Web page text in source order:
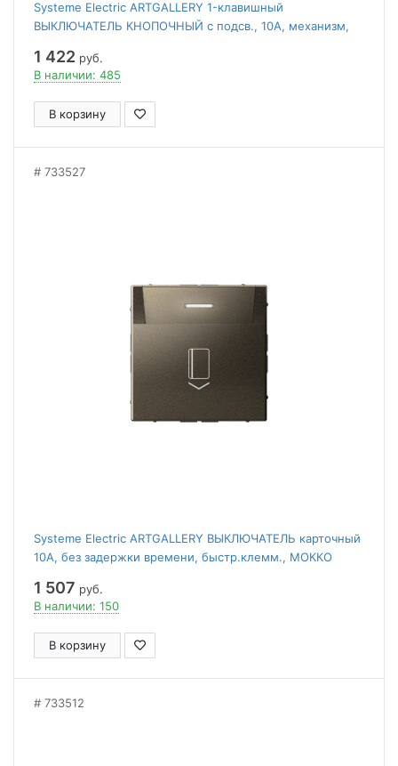
Systeme Electric ARTGALLERY 1-клавишный
ВЫКЛЮЧАТЕЛЬ КНОПОЧНЫЙ с подсв., 10А, механизм,
1 422 руб.
В наличии: 485
В корзину
733527
Systeme Electric ARTGALLERY ВЫКЛЮЧАТЕЛЬ карточный
10А, без задержки времени, быстр.клемм., МОККО
1 507 руб.
В наличии: 150
В корзину
733512